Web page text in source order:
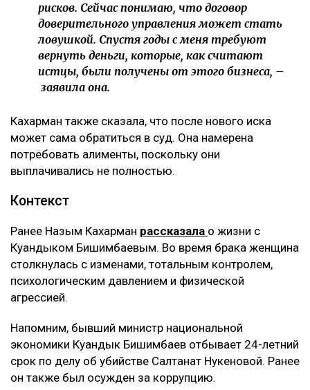
рисков. Сейчас понимаю, что договор
доверительного управления может стать
ловушкой. Спустя годы с меня требуют
вернуть деньги, которые, как считают
истцы, были получены от этого бизнеса, –
заявила она.
Кахарман также сказала, что после нового иска
может сама обратиться в суд. Она намерена
потребовать алименты, поскольку они
выплачивались не полностью.
Контекст
Ранее Назым Кахарман рассказала о жизни с
Куандыком Бишимбаевым. Во время брака женщина
столкнулась с изменами, тотальным контролем,
психологическим давлением и физической
агрессией.
Напомним, бывший министр национальной
экономики Куандык Бишимбаев отбывает 24-летний
срок по делу об убийстве Салтанат Нукеновой. Ранее
он также был осужден за коррупцию.